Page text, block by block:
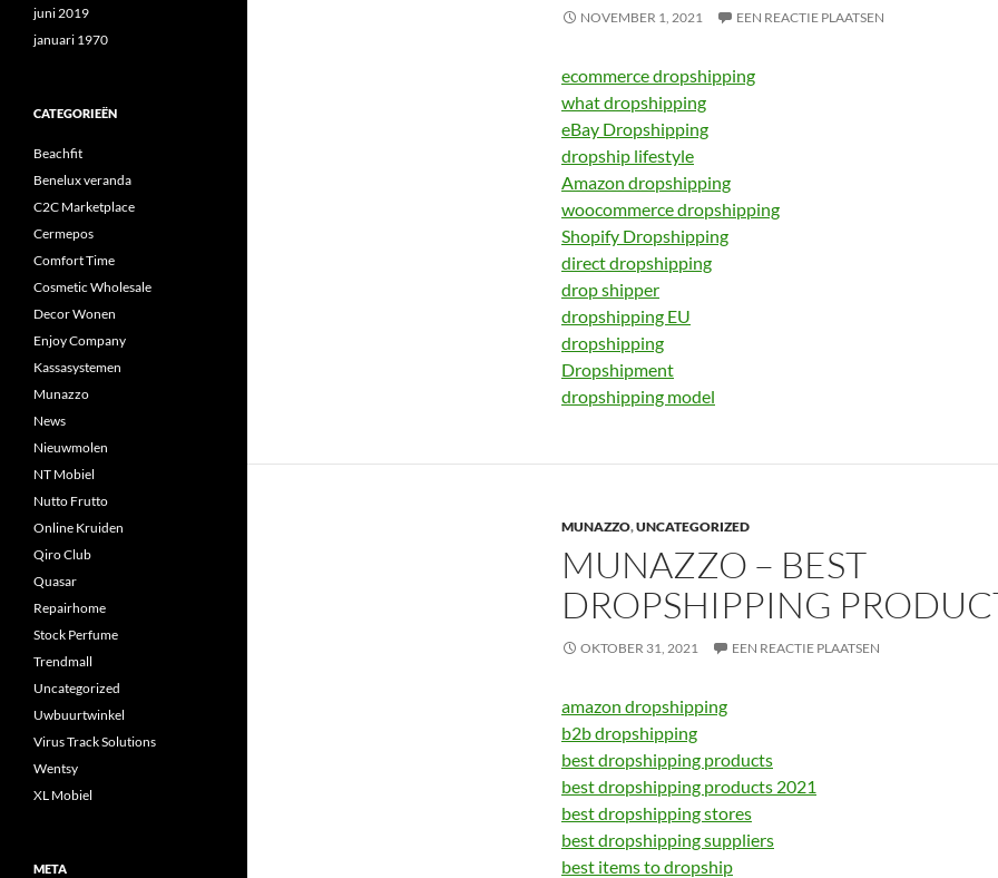
NOVEMBER 1, 2021 EEN REACTIE PLAATSEN
ecommerce dropshipping
what dropshipping
eBay Dropshipping
dropship lifestyle
Amazon dropshipping
woocommerce dropshipping
Shopify Dropshipping
direct dropshipping
drop shipper
dropshipping EU
dropshipping
Dropshipment
dropshipping model
MUNAZZO,UNCATEGORIZED
MUNAZZO – BEST
DROPSHIPPING
OKTOBER 31, 2021 EEN REACTIE PLAATSEN
amazon dropshipping
b2b dropshipping
best dropshipping products
best dropshipping products 2021
best dropshipping stores
best dropshipping suppliers
best items to dropship
juni 2019
januari 1970
CATEGORIEËN
Beachfit
Benelux veranda
C2C Marketplace
Cermepos
Comfort Time
Cosmetic Wholesale
Decor Wonen
Enjoy Company
Kassasystemen
Munazzo
News
Nieuwmolen
NT Mobiel
Nutto Frutto
Online Kruiden
Qiro Club
Quasar
Repairhome
Stock Perfume
Trendmall
Uncategorized
Uwbuurtwinkel
Virus Track Solutions
Wentsy
XL Mobiel
META